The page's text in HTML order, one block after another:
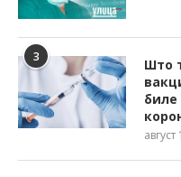
3
Што
биле
август